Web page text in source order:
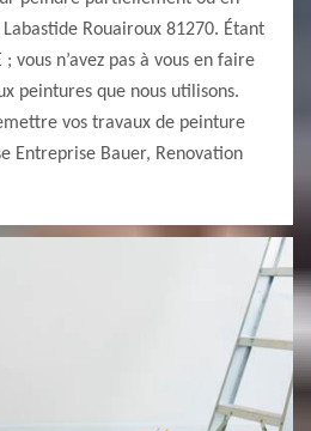
Rouairoux 81270. Étant
vous n’avez pas à vous en faire
peintures que nous utilisons.
vos travaux de peinture
Entreprise Bauer, Renovation